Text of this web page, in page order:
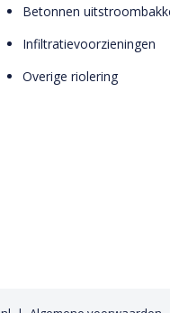
Betonnen
Infiltratievoorzieningen
Overige riolering